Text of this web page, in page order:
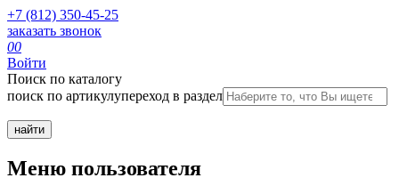
+7 (812) 350-45-25
заказать звонок
00
Войти
Поиск по каталогу
поиск по артикулупереход в раздел
Меню пользователя